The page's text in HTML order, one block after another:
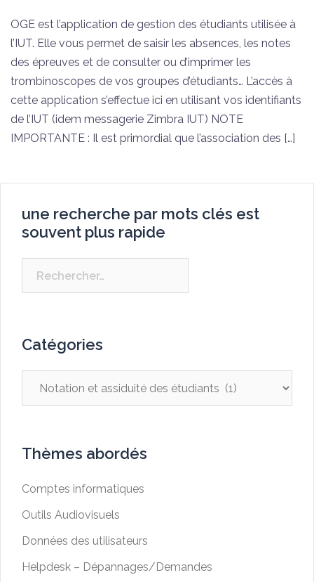
OGE est l’application de gestion des étudiants utilisée à
l’IUT. Elle vous permet de saisir les absences, les notes
des épreuves et de consulter ou d’imprimer les
trombinoscopes de vos groupes d’étudiants… L’accès à
cette application s’effectue ici en utilisant vos identifiants
de l’IUT (idem messagerie Zimbra IUT) NOTE
IMPORTANTE : Il est primordial que l’association des […]
une recherche par mots clés est
souvent plus rapide
Catégories
Thèmes abordés
Comptes informatiques
Outils Audiovisuels
Données des utilisateurs
Helpdesk – Dépannages/Demandes